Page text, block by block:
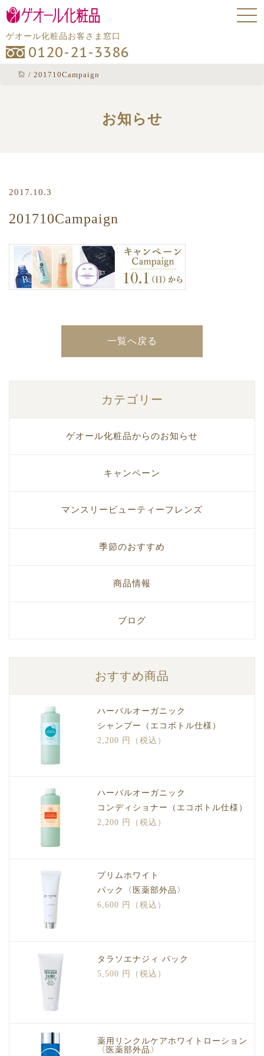
ゲオール化粧品お客さま窓口
0120-21-3386
/ 201710Campaign
お知らせ
2017.10.3
201710Campaign
一覧へ戻る
カテゴリー
ゲオール化粧品からのお知らせ
キャンペーン
マンスリービューティーフレンズ
季節のおすすめ
商品情報
ブログ
おすすめ商品
ハーバルオーガニック
シャンプー（エコボトル仕様）
2,200 円（税込）
ハーバルオーガニック
コンディショナー（エコボトル仕様）
2,200 円（税込）
プリムホワイト
パック〈医薬部外品〉
6,600 円（税込）
タラソエナジィ パック
5,500 円（税込）
薬用リンクルケアホワイトローション
〈医薬部外品〉